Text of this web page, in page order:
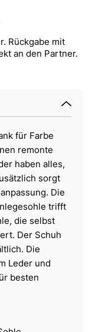
Rückgabe mit
an den Partner.
für Farbe
remonte
haben alles,
sorgt
Die
trifft
die selbst
Der Schuh
Die
Leder und
besten